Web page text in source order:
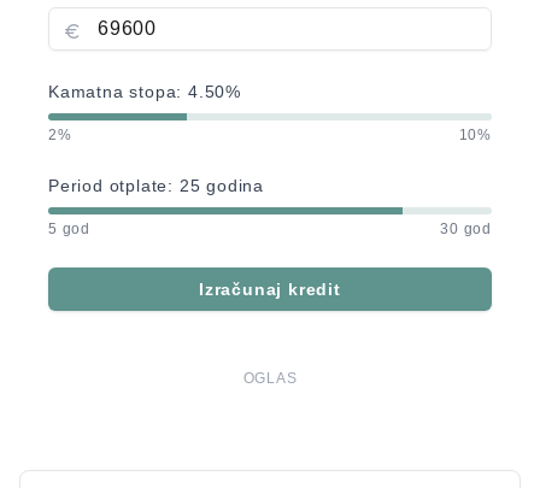
Kamatna stopa:4.50%
2% 10%
Period otplate: 25 godina
5 god 30 god
Izračunaj kredit
OGLAS